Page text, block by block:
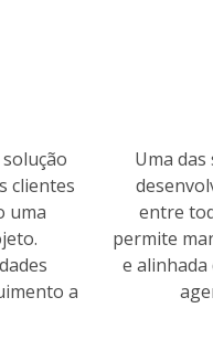
clientes
uma
a
Uma
entre
permite
e